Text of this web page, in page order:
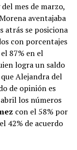
del mes de marzo,
aventajaba
atrás se posiciona
con porcentajes
87% en el
logra un saldo
Alejandra del
de opinión es
los números
con el 58% por
42% de acuerdo